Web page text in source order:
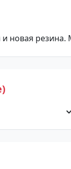
новая резина.